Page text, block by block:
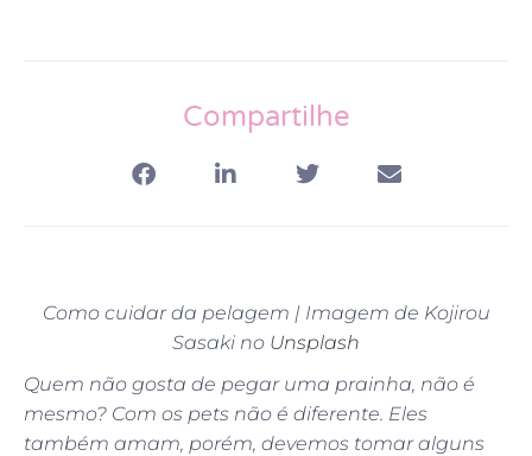
Compartilhe
Como cuidar da pelagem | Imagem de Kojirou
Sasaki no Unsplash
Quem não gosta de pegar uma prainha, não é
mesmo? Com os pets não é diferente. Eles
também amam, porém, devemos tomar alguns